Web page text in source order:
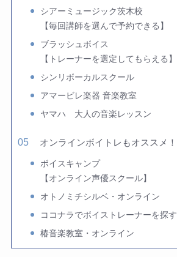
シアーミュージック茨木校
【毎回講師を選んで予約できる】
ブラッシュボイス
【トレーナーを選定してもらえる】
シンリボーカルスクール
アマービレ楽器 音楽教室
ヤマハ 大人の音楽レッスン
オンラインボイトレもオススメ！
ボイスキャンプ
【オンライン声優スクール】
オトノミチシルベ・オンライン
ココナラでボイストレーナーを探す
椿音楽教室・オンライン